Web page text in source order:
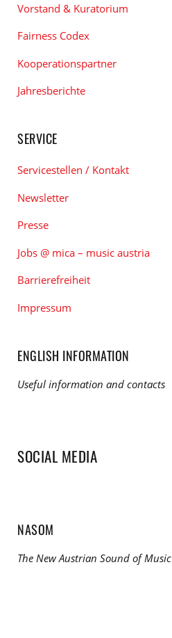
Vorstand & Kuratorium
Fairness Codex
Kooperationspartner
Jahresberichte
SERVICE
Servicestellen / Kontakt
Newsletter
Presse
Jobs @ mica – music austria
Barrierefreiheit
Impressum
ENGLISH INFORMATION
Useful information and contacts
SOCIAL MEDIA
NASOM
The New Austrian Sound of Music